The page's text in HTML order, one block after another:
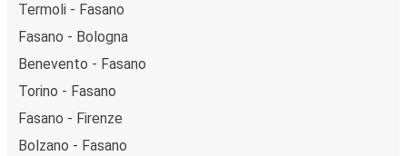
Termoli - Fasano
Fasano - Bologna
Benevento - Fasano
Torino - Fasano
Fasano - Firenze
Bolzano - Fasano